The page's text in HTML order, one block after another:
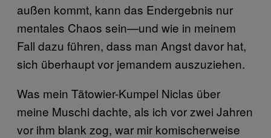
außen kommt, kann das Endergebnis nur
mentales Chaos sein—und wie in meinem
Fall dazu führen, dass man Angst davor hat,
sich überhaupt vor jemandem auszuziehen.
Was mein Tätowier-Kumpel Niclas über
meine Muschi dachte, als ich vor zwei Jahren
vor ihm blank zog, war mir komischerweise